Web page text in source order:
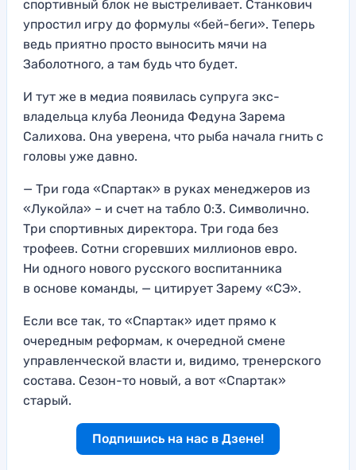
спортивный блок не выстреливает. Станкович
упростил игру до формулы «бей-беги». Теперь
ведь приятно просто выносить мячи на
Заболотного, а там будь что будет.
И тут же в медиа появилась супруга экс-
владельца клуба Леонида Федуна Зарема
Салихова. Она уверена, что рыба начала гнить с
головы уже давно.
— Три года «Спартак» в руках менеджеров из
«Лукойла» – и счет на табло 0:3. Символично.
Три спортивных директора. Три года без
трофеев. Сотни сгоревших миллионов евро.
Ни одного нового русского воспитанника
в основе команды, — цитирует Зарему «СЭ».
Если все так, то «Спартак» идет прямо к
очередным реформам, к очередной смене
управленческой власти и, видимо, тренерского
состава. Сезон-то новый, а вот «Спартак»
старый.
Подпишись на нас в Дзене!